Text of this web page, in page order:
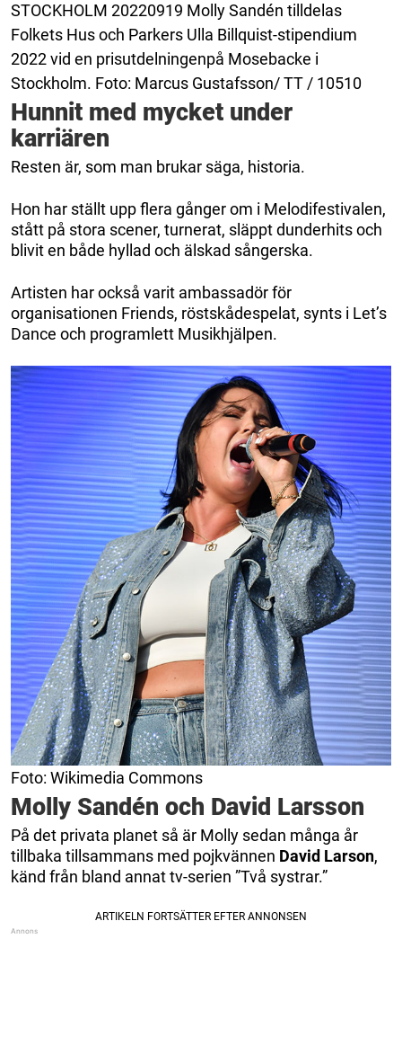
STOCKHOLM 20220919 Molly Sandén tilldelas
Folkets Hus och Parkers Ulla Billquist-stipendium
2022 vid en prisutdelningenpå Mosebacke i
Stockholm. Foto: Marcus Gustafsson/ TT / 10510
Hunnit med mycket under
karriären
Resten är, som man brukar säga, historia.
Hon har ställt upp flera gånger om i Melodifestivalen,
stått på stora scener, turnerat, släppt dunderhits och
blivit en både hyllad och älskad sångerska.
Artisten har också varit ambassadör för
organisationen Friends, röstskådespelat, synts i Let’s
Dance och programlett Musikhjälpen.
Foto: Wikimedia Commons
Molly Sandén och David Larsson
På det privata planet så är Molly sedan många år
tillbaka tillsammans med pojkvännen David Larson,
känd från bland annat tv-serien ”Två systrar.”